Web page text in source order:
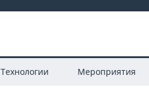
Технологии Мероприятия